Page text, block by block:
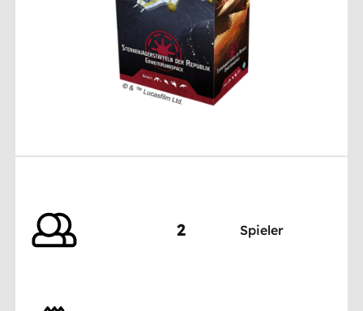
2 Spieler